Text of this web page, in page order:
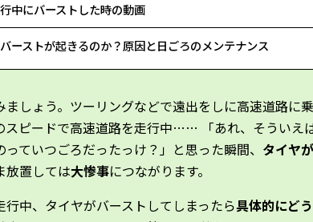
中にバーストした時の動画
ーストが起きるのか？原因と日ごろのメンテナンス
ましょう。ツーリングなどで遠出をしに高速道路に
スピードで高速道路を走行中…… 「あれ、そういえ
ていつごろだったっけ？」と思った瞬間、 タイヤ
放置しては大惨事につながります。
行中、タイヤがバーストしてしまったら具体的にど